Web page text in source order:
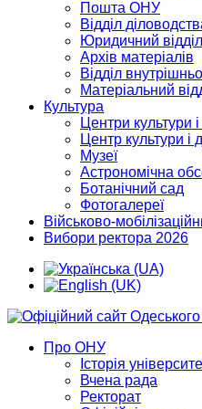
Пошта ОНУ
Відділ
Юридичний відділ
Архів матеріалів
Відділ
Матеріальний
Культура
Центри культури
Центр культури і
Музеї
Астрономічна
Ботанічний сад
Фотогалереї
Військово-
Вибори ректора 2026
Про ОНУ
Історія
Вчена рада
Ректорат